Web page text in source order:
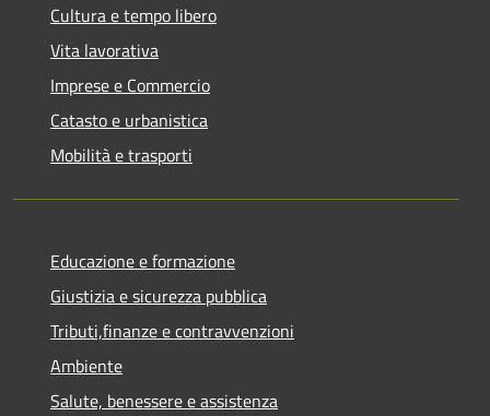
Cultura e tempo libero
Vita lavorativa
Imprese e Commercio
Catasto e urbanistica
Mobilità e trasporti
Educazione e formazione
Giustizia e sicurezza pubblica
Tributi,finanze e contravvenzioni
Ambiente
Salute, benessere e assistenza